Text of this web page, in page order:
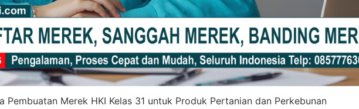
Pembuatan Merek HKI Kelas 31 untuk Produk Pertanian dan Perkebunan